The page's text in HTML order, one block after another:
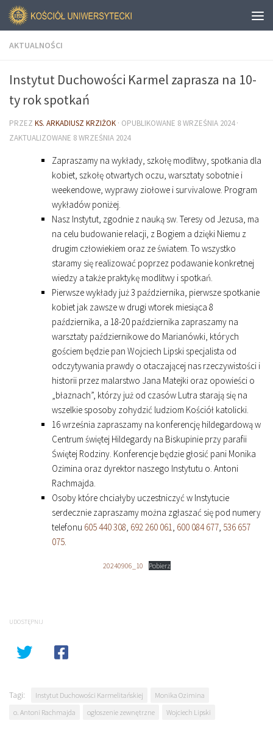
AKTUALNOŚCI
Instytut Duchowości Karmel zaprasza na 10-
ty rok spotkań
PRZEZ KS. ARKADIUSZ KRZIŻOK · OPUBLIKOWANE 8 WRZEŚNIA 2024·
ZAKTUALIZOWANE 8 WRZEŚNIA 2024
Zapraszamy na wykłady, szkołę modlitwy, spotkania dla
kobiet, szkołę otwartych oczu, warsztaty sobotnie i
weekendowe, wyprawy ziołowe i survivalowe. Program
wykładów poniżej.
Nasz Instytut, zgodnie z nauką sw. Teresy od Jezusa, ma
na celu budowanie relacji, z Bogiem a dzięki Niemu z
drugim człowiekiem oraz ze światem. To wszystko
staramy się realizować poprzez podawanie konkretnej
wiedzy a także praktykę modlitwy i spotkań.
Pierwsze wykłady już 3 października, pierwsze spotkanie
kobiet jak zawsze w drugi wtorek miesiąca 8
października, a 18-20 października zapraszamy na
warsztaty październikowe do Marianówki, których
gościem będzie pan Wojciech Lipski specjalista od
odczytywania prawdy o otaczającej nas rzeczywistości i
historii przez malarstwo Jana Matejki oraz opowieści o
„błaznach”, którzy już od czasów Lutra starają się na
wszelkie sposoby zohydzić ludziom Kościół katolicki.
16 września zapraszamy na konferencję hildegardową w
Centrum świętej Hildegardy na Biskupinie przy parafii
Świętej Rodziny. Konferencje będzie głosić pani Monika
Ozimina oraz dyrektor naszego Instytutu o. Antoni
Rachmajda.
Osoby które chciałyby uczestniczyć w Instytucie
serdecznie zapraszamy można zgłaszać się pod numery
telefonu 605 440 308, 692 260 061, 600 084 677, 536 657
075.
20240906_10 Pobierz
UDOSTĘPNIJ
Tagi: Instytut Duchowości Karmelitańskiej
Monika Ozimina
o. Antoni Rachmajda
ogłoszenie zewnętrzne Wojciech Lipski